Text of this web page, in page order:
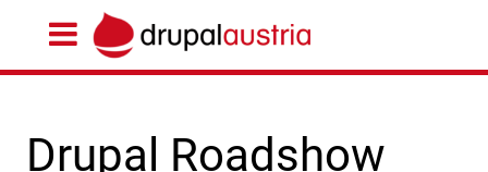
Drupal Roadshow